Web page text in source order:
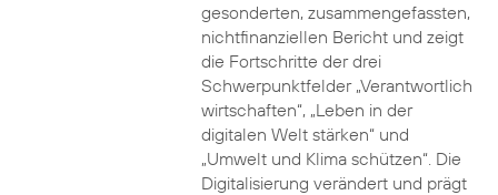
gesonderten, zusammengefassten,
nichtfinanziellen Bericht und zeigt
die Fortschritte der drei
Schwerpunktfelder „Verantwortlich
wirtschaften“, „Leben in der
digitalen Welt stärken“ und
„Umwelt und Klima schützen“. Die
Digitalisierung verändert und prägt